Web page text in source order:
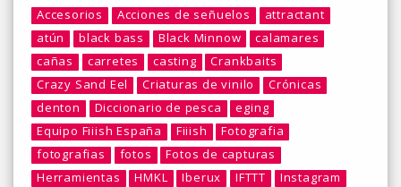
Accesorios Acciones de señuelos
attractant
atún
black bass Black Minnow
calamares
cañas
carretes casting
Crankbaits
Crazy Sand Eel
Criaturas de vinilo
Crónicas
denton
Diccionario de pesca
eging
Equipo Fiiish España
Fiiish
Fotografia
fotografias
fotos
Fotos de capturas
Herramientas
HMKL Iberux IFTTT Instagram